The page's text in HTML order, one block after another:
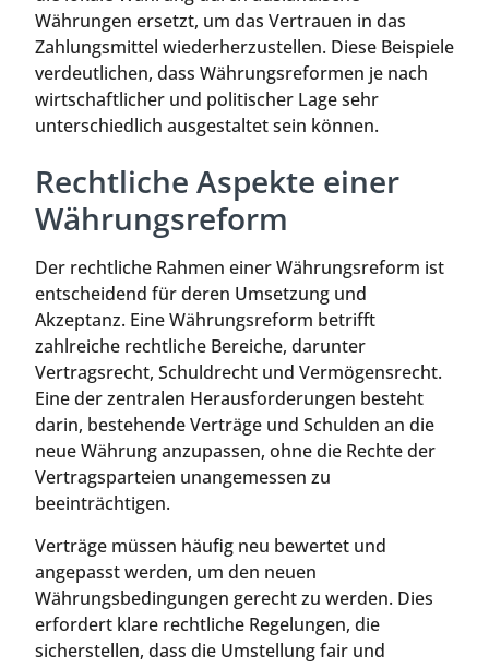
Währungen ersetzt, um das Vertrauen in das
Zahlungsmittel wiederherzustellen. Diese Beispiele
verdeutlichen, dass Währungsreformen je nach
wirtschaftlicher und politischer Lage sehr
unterschiedlich ausgestaltet sein können.
Rechtliche Aspekte einer
Währungsreform
Der rechtliche Rahmen einer Währungsreform ist
entscheidend für deren Umsetzung und
Akzeptanz. Eine Währungsreform betrifft
zahlreiche rechtliche Bereiche, darunter
Vertragsrecht, Schuldrecht und Vermögensrecht.
Eine der zentralen Herausforderungen besteht
darin, bestehende Verträge und Schulden an die
neue Währung anzupassen, ohne die Rechte der
Vertragsparteien unangemessen zu
beeinträchtigen.
Verträge müssen häufig neu bewertet und
angepasst werden, um den neuen
Währungsbedingungen gerecht zu werden. Dies
erfordert klare rechtliche Regelungen, die
sicherstellen, dass die Umstellung fair und